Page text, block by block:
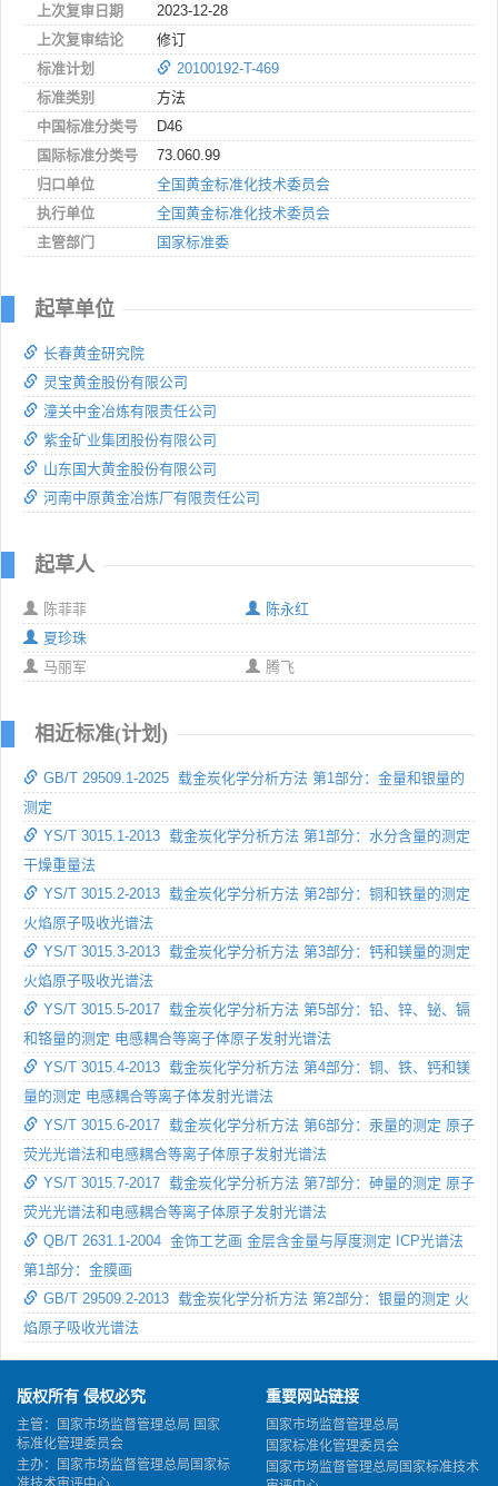
上次复审日期
2023-12-28
上次复审结论
修订
标准计划
20100192-T-469
标准类别
方法
中国标准分类号
D46
国际标准分类号
73.060.99
归口单位
全国黄金标准化技术委员会
执行单位
全国黄金标准化技术委员会
主管部门
国家标准委
起草单位
长春黄金研究院
灵宝黄金股份有限公司
潼关中金冶炼有限责任公司
紫金矿业集团股份有限公司
山东国大黄金股份有限公司
河南中原黄金冶炼厂有限责任公司
起草人
陈菲菲
陈永红
夏珍珠
马丽军
腾飞
相近标准(计划)
GB/T 29509.1-2025 载金炭化学分析方法 第1部分：金量和银量的
测定
YS/T 3015.1-2013 载金炭化学分析方法 第1部分：水分含量的测定
干燥重量法
YS/T 3015.2-2013 载金炭化学分析方法 第2部分：铜和铁量的测定
火焰原子吸收光谱法
YS/T 3015.3-2013 载金炭化学分析方法 第3部分：钙和镁量的测定
火焰原子吸收光谱法
YS/T 3015.5-2017 载金炭化学分析方法 第5部分：铅、锌、铋、镉
和铬量的测定 电感耦合等离子体原子发射光谱法
YS/T 3015.4-2013 载金炭化学分析方法 第4部分：铜、铁、钙和镁
量的测定 电感耦合等离子体发射光谱法
YS/T 3015.6-2017 载金炭化学分析方法 第6部分：汞量的测定 原子
荧光光谱法和电感耦合等离子体原子发射光谱法
YS/T 3015.7-2017 载金炭化学分析方法 第7部分：砷量的测定 原子
荧光光谱法和电感耦合等离子体原子发射光谱法
QB/T 2631.1-2004 金饰工艺画 金层含金量与厚度测定 ICP光谱法
第1部分：金膜画
GB/T 29509.2-2013 载金炭化学分析方法 第2部分：银量的测定 火
焰原子吸收光谱法
版权所有 侵权必究
主管：国家市场监督管理总局 国家
标准化管理委员会
主办：国家市场监督管理总局国家标
重要网站链接
国家市场监督管理总局
国家标准化管理委员会
国家市场监督管理总局国家标准技术